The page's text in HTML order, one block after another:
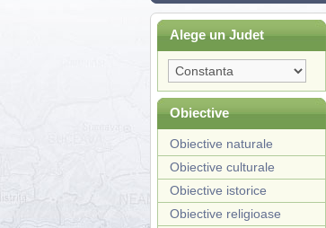
Alege un Judet
Obiective
Obiective naturale
Obiective culturale
Obiective istorice
Obiective religioase